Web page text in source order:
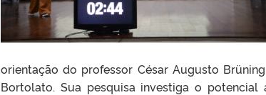
orientação do professor César Augusto
Bortolato. Sua pesquisa investiga o